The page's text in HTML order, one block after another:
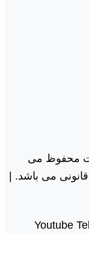
محفوظ می
می باشد. |
Youtube